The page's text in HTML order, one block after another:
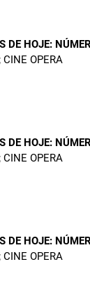
DE HOJE:
OPERA
DE HOJE:
OPERA
DE HOJE:
OPERA